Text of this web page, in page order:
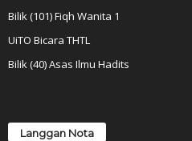
Bilik (101) Fiqh Wanita 1
UiTO Bicara THTL
Bilik (40) Asas Ilmu Hadits
Langgan Nota